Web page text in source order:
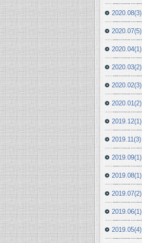
2020.08(3)
2020.07(5)
2020.04(1)
2020.03(2)
2020.02(3)
2020.01(2)
2019.12(1)
2019.11(3)
2019.09(1)
2019.08(1)
2019.07(2)
2019.06(1)
2019.05(4)